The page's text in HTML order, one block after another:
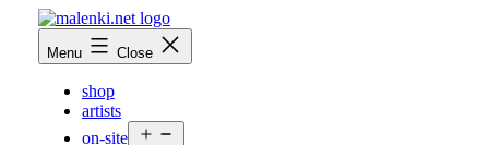
content
malenki.net
Menu Close
shop
artists
on-site